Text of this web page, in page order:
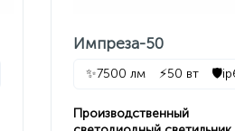
Импреза-50
✨7500 лм ⚡50 вт 🛡️
Производственный